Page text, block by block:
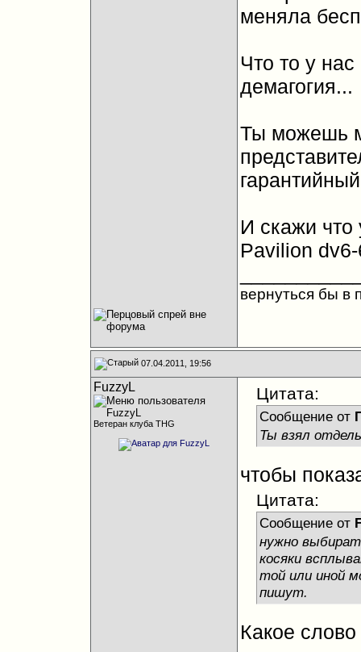
меняла
Что то у нас
демагогия...
Ты можешь
И скажи что
Pavilion
вернуться бы
07.04.2011, 19:56
FuzzyL
Ветеран клуба THG
Цитата:
Сообщение от
Ты взял
чтобы
Цитата:
Сообщение от
нужно
косяки
той или иной
пишут.
Какое